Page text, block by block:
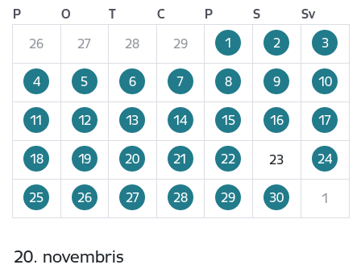
P O T C P S
Sv
26
27 28 29 1 2 3
4 5 6 7 8 9 10
11 12 13 14 15 16 17
18 19 20 21 22 23 24
25 26 27 28 29 30 1
20. novembris